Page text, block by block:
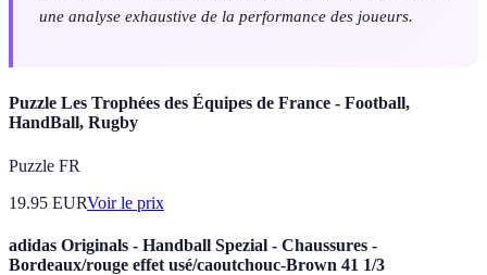
une analyse exhaustive de la performance des joueurs.
Puzzle Les Trophées des Équipes de France - Football,
HandBall, Rugby
Puzzle FR
19.95 EURVoir le prix
adidas Originals - Handball Spezial - Chaussures -
Bordeaux/rouge effet usé/caoutchouc-Brown 41 1/3